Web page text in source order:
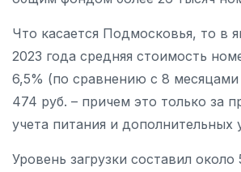
Что касается Подмосковья, то в
2023 года средняя стоимость
6,5% (по сравнению с 8 месяцами
474 руб. – причем это только за
учета питания и дополнительных
Уровень загрузки составил